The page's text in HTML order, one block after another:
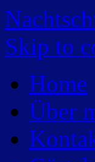
Skip to
Home
Über